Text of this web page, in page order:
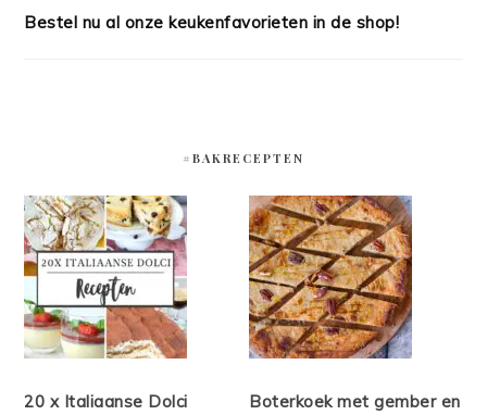
Bestel nu al onze keukenfavorieten in de shop!
#BAKRECEPTEN
20 x Italiaanse Dolci
Boterkoek met gember en